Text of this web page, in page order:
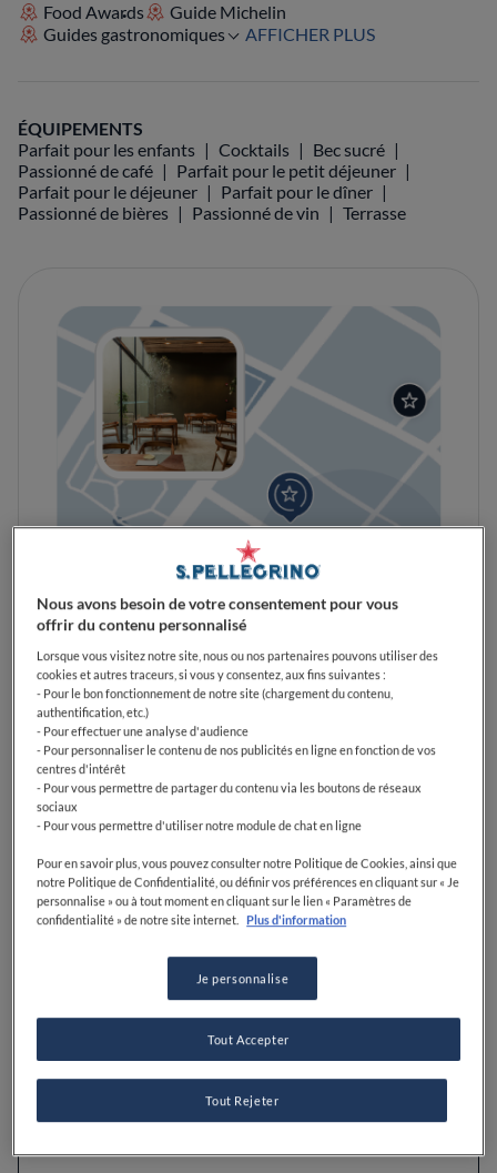
Food Awards
Guide Michelin
Guides gastronomiques
AFFICHER PLUS
ÉQUIPEMENTS
Parfait pour les enfants
Cocktails
Bec sucré
Passionné de café
Parfait pour le petit déjeuner
Parfait pour le déjeuner
Parfait pour le dîner
Passionné de bières
Passionné de vin Terrasse
Découvrez la carte
Parcourez nos restaurants triés sur le volet grâce à votre
carte locale.
Découvrez le lieu
Nous avons besoin de votre consentement pour vous
offrir du contenu personnalisé
Lorsque vous visitez notre site, nous ou nos partenaires pouvons utiliser des
cookies et autres traceurs, si vous y consentez, aux fins suivantes :
- Pour le bon fonctionnement de notre site (chargement du contenu,
authentification, etc.)
- Pour effectuer une analyse d'audience
- Pour personnaliser le contenu de nos publicités en ligne en fonction de vos
centres d'intérêt
- Pour vous permettre de partager du contenu via les boutons de réseaux
sociaux
- Pour vous permettre d'utiliser notre module de chat en ligne
Pour en savoir plus, vous pouvez consulter notre Politique de Cookies, ainsi que
notre Politique de Confidentialité, ou définir vos préférences en cliquant sur « Je
personnalise » ou à tout moment en cliquant sur le lien « Paramètres de
confidentialité » de notre site internet.
Plus d'information
Je personnalise
Tout Rejeter
Tout Accepter